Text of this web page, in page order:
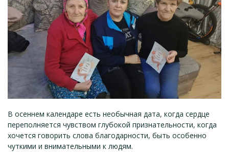
В осеннем календаре есть необычная дата, когда сердце
переполняется чувством глубокой признательности, когда
хочется говорить слова благодарности, быть особенно
чуткими и внимательными к людям.